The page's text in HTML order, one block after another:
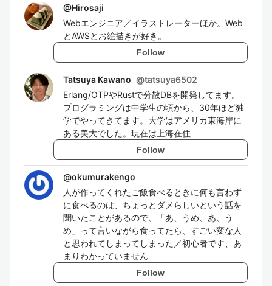
@Hirosaji
Webエンジニア／イラストレーターほか。Web
とAWSとお絵描きが好き。
Follow
Tatsuya Kawano @tatsuya6502
Erlang/OTPやRustで分散DBを開発してます。
プログラミングは中学生の頃から、30年ほど独
学でやってきてます。大学はアメリカ東海岸に
ある美大でした。現在は上海在住
Follow
@okumurakengo
人が作ってくれたご飯食べるときに何も言わず
に食べるのは、ちょっとダメらしいという話を
聞いたことがあるので、「あ、うめ、あ、う
め」って言いながら食ってたら、すごい変な人
と思われてしまってしまった／初心者です、あ
まりわかっていません
Follow